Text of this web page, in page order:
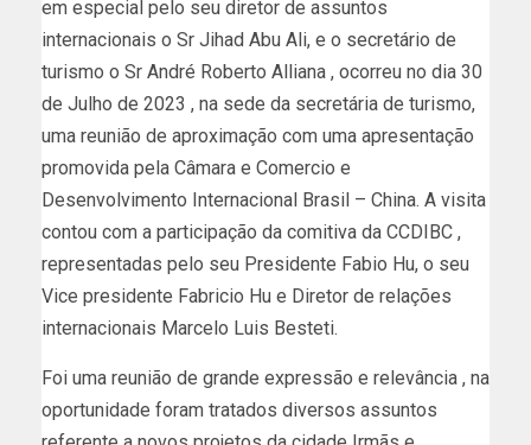
em especial pelo seu diretor de assuntos
internacionais o Sr Jihad Abu Ali, e o secretário de
turismo o Sr André Roberto Alliana , ocorreu no dia 30
de Julho de 2023 , na sede da secretária de turismo,
uma reunião de aproximação com uma apresentação
promovida pela Câmara e Comercio e
Desenvolvimento Internacional Brasil – China. A visita
contou com a participação da comitiva da CCDIBC ,
representadas pelo seu Presidente Fabio Hu, o seu
Vice presidente Fabricio Hu e Diretor de relações
internacionais Marcelo Luis Besteti.
Foi uma reunião de grande expressão e relevância , na
oportunidade foram tratados diversos assuntos